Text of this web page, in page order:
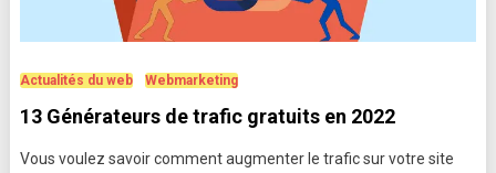
Actualités du web Webmarketing
13 Générateurs de trafic gratuits en 2022
Vous voulez savoir comment augmenter le trafic sur votre site